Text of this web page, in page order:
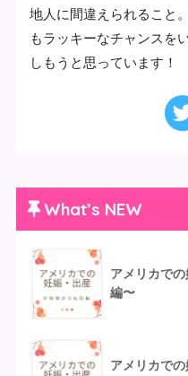
地人に間違えられること
もラッキーなチャンスを
しもうと思っています！
What’s NEW
アメリカで
編〜
アメリカで